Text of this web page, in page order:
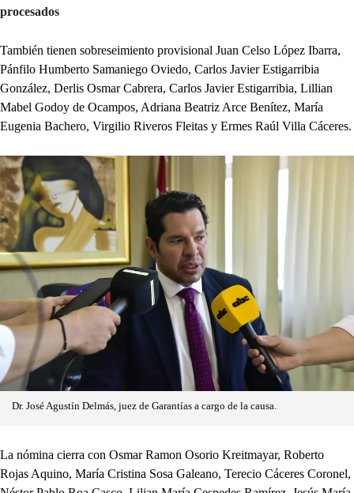
procesados
También tienen sobreseimiento provisional Juan Celso López Ibarra,
Pánfilo Humberto Samaniego Oviedo, Carlos Javier Estigarribia
González, Derlis Osmar Cabrera, Carlos Javier Estigarribia, Lillian
Mabel Godoy de Ocampos, Adriana Beatriz Arce Benítez, María
Eugenia Bachero, Virgilio Riveros Fleitas y Ermes Raúl Villa Cáceres.
Dr. José Agustín Delmás, juez de Garantías a cargo de la causa.
La nómina cierra con Osmar Ramon Osorio Kreitmayar, Roberto
Rojas Aquino, María Cristina Sosa Galeano, Terecio Cáceres Coronel,